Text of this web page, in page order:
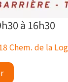
à 16h30
Chem. de la